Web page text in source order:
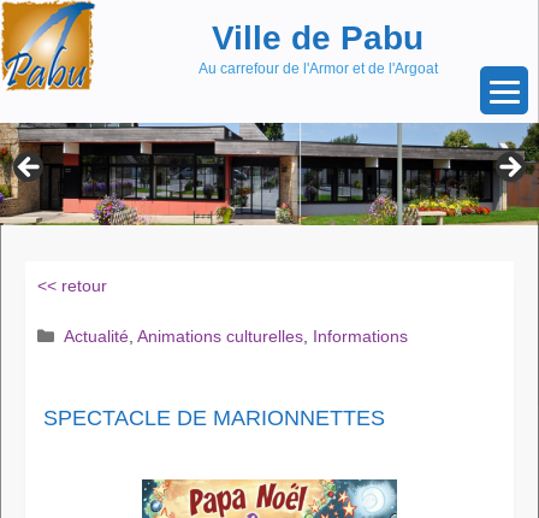
Aller
au
contenu
Skip
to
content
Ville de Pabu
Au carrefour de l'Armor et de l'Argoat
<< retour
Catégories
Actualité, Animations culturelles, Informations
SPECTACLE DE MARIONNETTES